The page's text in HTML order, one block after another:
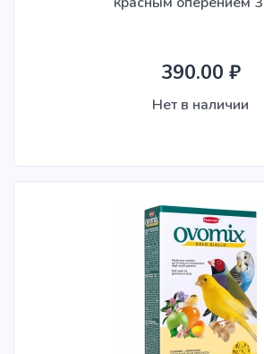
390.00 ₽
Нет в наличии